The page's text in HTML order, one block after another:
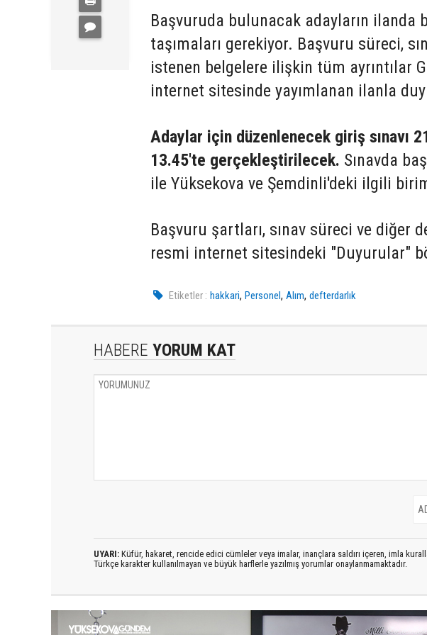
Başvuruda bulunacak adayların ilanda
taşımaları gerekiyor. Başvuru süreci,
istenen belgelere ilişkin tüm ayrıntılar
internet sitesinde yayımlanan ilanla
Adaylar için düzenlenecek giriş sınavı
13.45'te gerçekleştirilecek. Sınavda
ile Yüksekova ve Şemdinli'deki ilgili
Başvuru şartları, sınav süreci ve diğer
resmi internet sitesindeki "Duyurular"
Etiketler : hakkari,Personel,Alım,defterdarlık
HABERE YORUM KAT
UYARI: Küfür, hakaret, rencide edici cümleler veya imalar, inançlara saldırı içeren, imla
Türkçe karakter kullanılmayan ve büyük harflerle yazılmış yorumlar onaylanmamaktadır.